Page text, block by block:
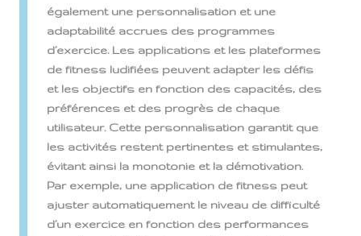
également une personnalisation et une
adaptabilité accrues des programmes
d’exercice. Les applications et les plateformes
de fitness ludifiées peuvent adapter les défis
et les objectifs en fonction des capacités, des
préférences et des progrès de chaque
utilisateur. Cette personnalisation garantit que
les activités restent pertinentes et stimulantes,
évitant ainsi la monotonie et la démotivation.
Par exemple, une application de fitness peut
ajuster automatiquement le niveau de difficulté
d’un exercice en fonction des performances